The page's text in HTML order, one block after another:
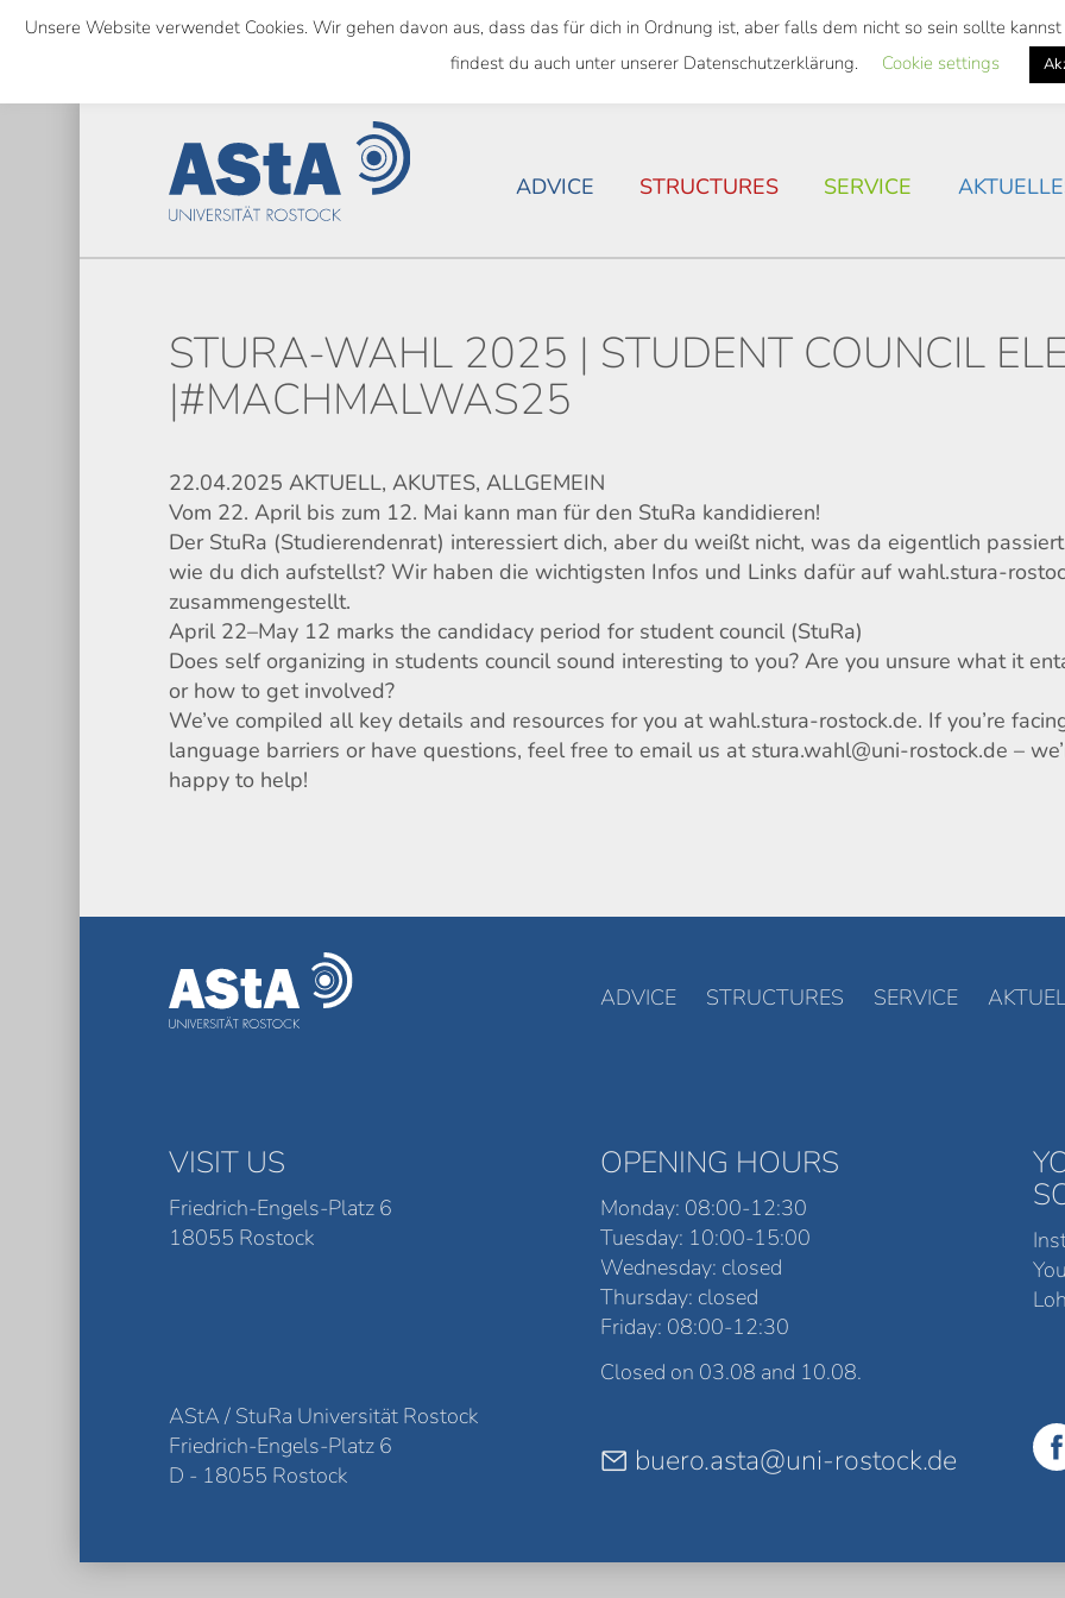
Skip
content
NATIONWIDE SEMESTER TICKET HOUSING SITUATION IN
ADVICE STRUCTURES SERVICE
STURA-WAHL 2025 | STUDENT COUNCIL
|#MACHMALWAS25
22.04.2025 AKTUELL, AKUTES, ALLGEMEIN
Vom 22. April bis zum 12. Mai kann man für den StuRa kandidieren!
Der StuRa (Studierendenrat) interessiert dich, aber du weißt nicht, was da eigentlich
wie du dich aufstellst? Wir haben die wichtigsten Infos und Links dafür auf wahl.stura-
zusammengestellt.
April 22–May 12 marks the candidacy period for student council (StuRa)
Does self organizing in students council sound interesting to you? Are you unsure what it
or how to get involved?
We’ve compiled all key details and resources for you at wahl.stura-rostock.de. If you’re
language barriers or have questions, feel free to email us at stura.wahl@uni-rostock.de –
happy to help!
ADVICE STRUCTURES SERVICE
VISIT US
Friedrich-Engels-Platz 6
18055 Rostock
OPENING HOURS
Monday: 08:00-12:30
Tuesday: 10:00-15:00
Wednesday: closed
Thursday: closed
Friday: 08:00-12:30
Closed on 03.08 and 10.08.
AStA / StuRa Universität Rostock
Friedrich-Engels-Platz 6
D - 18055 Rostock
buero.asta@uni-rostock.de
Unsere Website verwendet Cookies. Wir gehen davon aus, dass das für dich in Ordnung ist, aber falls dem nicht so sein sollte
findest du auch unter unserer Datenschutzerklärung.
Cookie settings